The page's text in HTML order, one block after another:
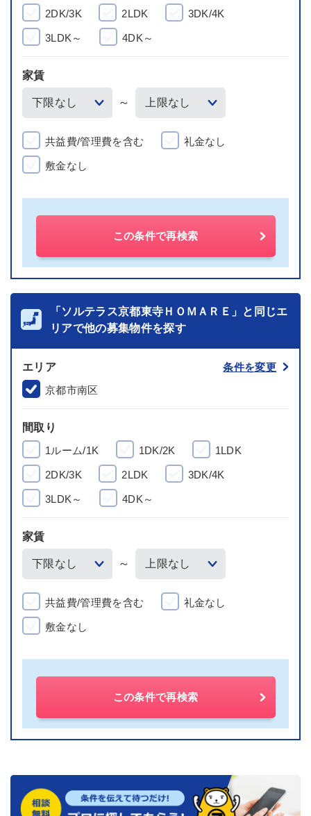
2DK/3K 2LDK 3DK/4K
3LDK～ 4DK～
家賃
～
共益費/管理費を含む 礼金なし
敷金なし
この条件で再検索
「ソルテラス京都東寺ＨＯＭＡＲＥ」と同じエ
リアで他の募集物件を探す
エリア
条件を変更
京都市南区
間取り
1ルーム/1K
1DK/2K 1LDK
2DK/3K 2LDK 3DK/4K
3LDK～ 4DK～
家賃
～
共益費/管理費を含む 礼金なし
敷金なし
この条件で再検索